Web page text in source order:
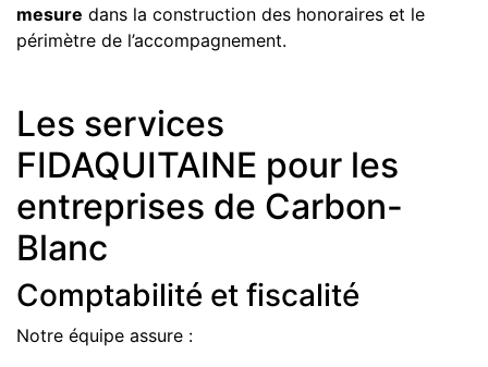
mesure dans la construction des honoraires et le
périmètre de l’accompagnement.
Les services
FIDAQUITAINE pour les
entreprises de Carbon-
Blanc
Comptabilité et fiscalité
Notre équipe assure :